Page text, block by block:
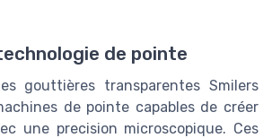
de pointe
gouttières transparentes Smilers
de pointe capables de créer
une precision microscopique. Ces